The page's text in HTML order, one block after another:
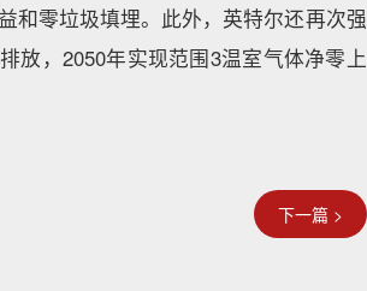
和零垃圾填埋。此外，英特尔还再次强
放，2050年实现范围3温室气体净零上
下一篇 >